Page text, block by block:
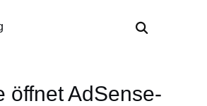
öffnet AdSense-